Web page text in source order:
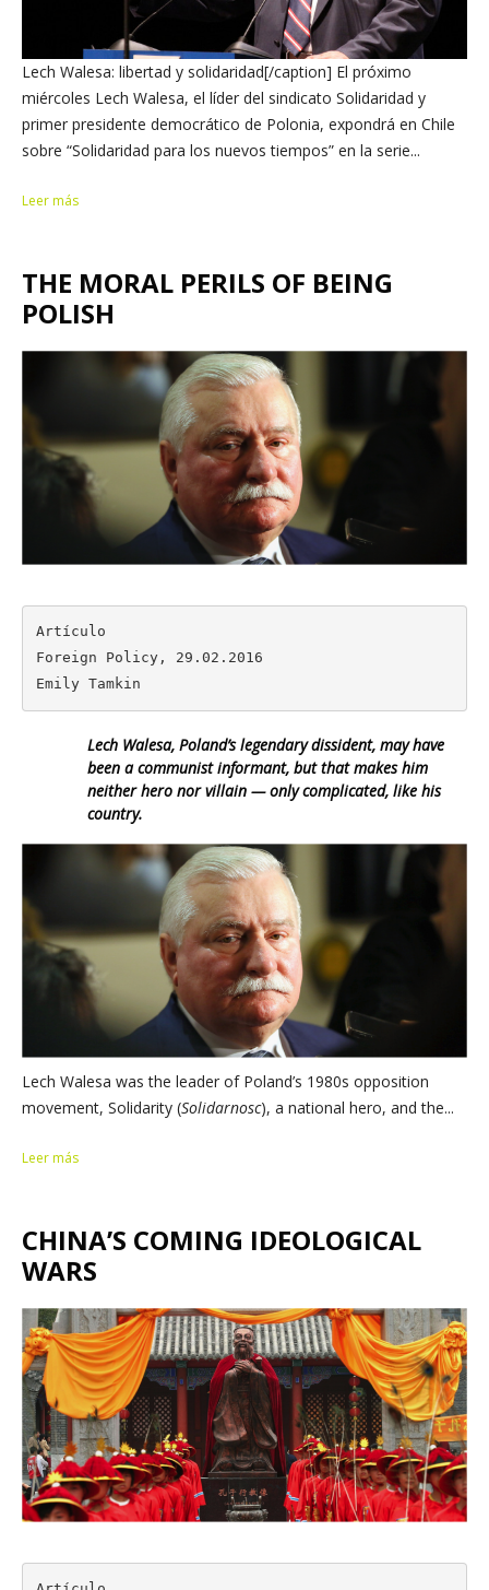
Lech Walesa: libertad y solidaridad[/caption] El próximo
miércoles Lech Walesa, el líder del sindicato Solidaridad y
primer presidente democrático de Polonia, expondrá en Chile
sobre “Solidaridad para los nuevos tiempos” en la serie...
Leer más
THE MORAL PERILS OF BEING
POLISH
Artículo
Foreign Policy, 29.02.2016
Emily Tamkin
Lech Walesa, Poland’s legendary dissident, may have
been a communist informant, but that makes him
neither hero nor villain — only complicated, like his
country.
Lech Walesa was the leader of Poland’s 1980s opposition
movement, Solidarity (Solidarnosc), a national hero, and the...
Leer más
CHINA’S COMING IDEOLOGICAL
WARS